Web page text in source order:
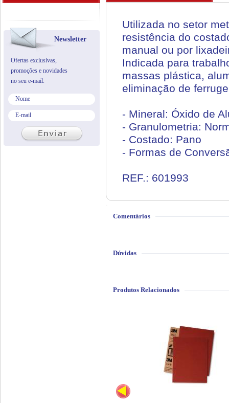
Utilizada no setor
resistência do
manual ou por
Indicada para
massas plástica,
eliminação de
- Mineral: Óxido de
- Granulometria:
- Costado: Pano
- Formas de
REF.: 601993
Comentários
Dúvidas
Produtos Relacionados
Newsletter
Ofertas exclusivas,
promoções e novidades
no seu e-mail.